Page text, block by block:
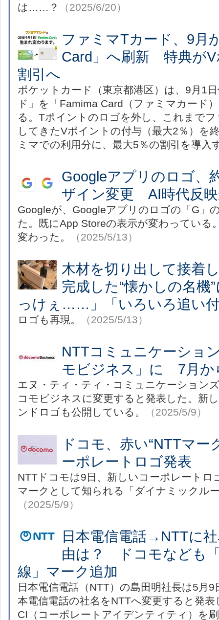
は……？
（2025/6/20）
ファミマTカード、9月
Card」へ刷新 特典が
割引へ
ポケットカード（東京都港区）は、9月1
ド」を「Famima Card（ファミマカード
る。Tポイントのロゴを外し、これまで
してきたVポイントの付与（最大2％）を
ミマでの利用分に、最大5％の割引を導入
Googleアプリのロゴ、
ザイン変更 AI時代反
Googleが、Googleアプリのロゴの「G」
た。既にApp Storeの表示が変わっている
変わった。
（2025/5/13）
木材を切り出して接
完成した“懐かしの名機
っけぇ……」「いろいろ追い
ロゴも再現。 （2025/5/13）
NTTコミュニケーショ
モビジネス」に 7月か
エヌ・ティ・ティ・コミュニケーション
コモビジネスに変更すると発表した。新
ンドロゴも公開している。
（2025/5/9）
ドコモ、赤い“NTTマー
ーポレートロゴ発表
NTTドコモは9日、新しいコーポレートロ
マークとして知られる「ダイナミックル
（2025/5/9）
日本電信電話→NTTに
由は？ ドコモなども
線」マーク追加
日本電信電話（NTT）の島田明社長は5月
本電信電話の社名をNTTへ変更すると発
CI（コーポレートアイデンティティ）を